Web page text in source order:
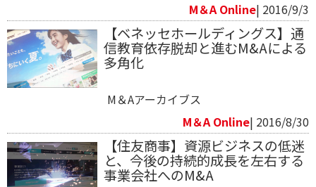
M＆A Online| 2016/9/3
【ベネッセホールディングス】通
信教育依存脱却と進むM&Aによる
多角化
M＆Aアーカイブス
M＆A Online| 2016/8/30
【住友商事】資源ビジネスの低迷
と、今後の持続的成長を左右する
事業会社へのM&A